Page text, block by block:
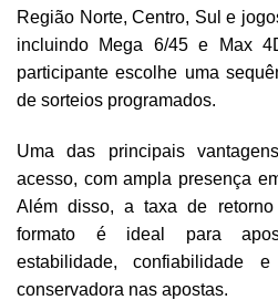
Região Norte, Centro, Sul e
incluindo Mega 6/45 e Max
participante escolhe uma
de sorteios programados.
Uma das principais
acesso, com ampla presença
Além disso, a taxa de
formato é ideal para
estabilidade, confiabilidade
conservadora nas apostas.